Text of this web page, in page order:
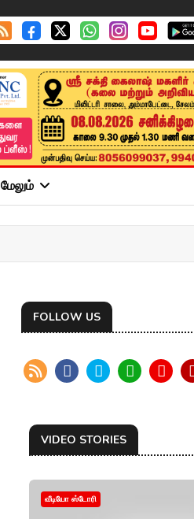
மேலும்
FOLLOW US
VIDEO STORIES
வீடியோ ஸ்டோரி